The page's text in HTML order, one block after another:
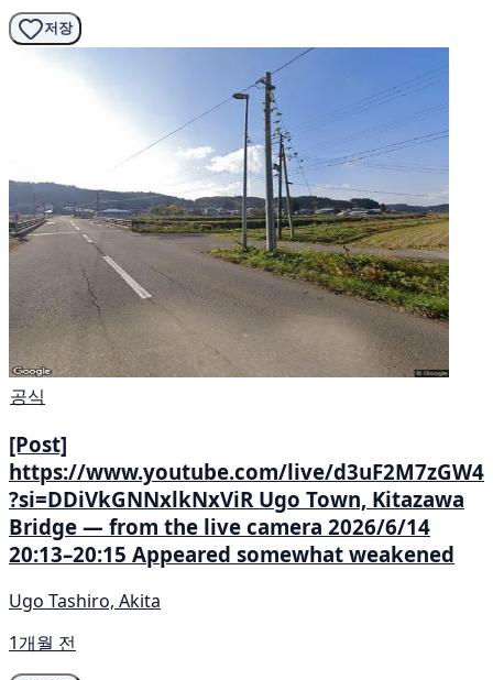
저장
공식
[Post]
https://www.youtube.com/live/d3uF2M7zGW4
?si=DDiVkGNNxlkNxViR Ugo Town, Kitazawa
Bridge — from the live camera 2026/6/14
20:13–20:15 Appeared somewhat weakened
Ugo Tashiro, Akita
1개월 전